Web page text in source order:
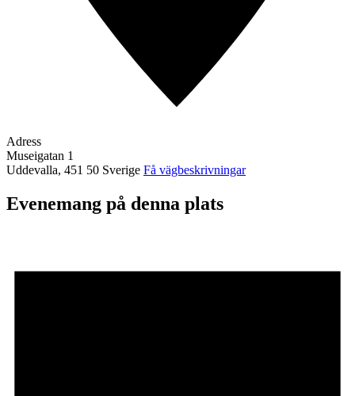
Adress
Museigatan 1
Uddevalla, 451 50 Sverige Få vägbeskrivningar
Evenemang på denna plats